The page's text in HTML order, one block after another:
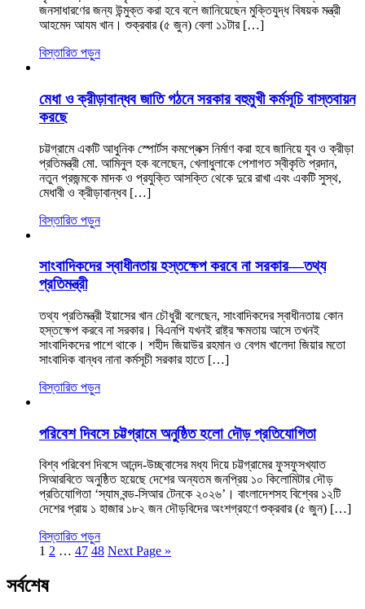
জনসাধারণের জন্য উন্মুক্ত করা হবে বলে জানিয়েছেন মুক্তিযুদ্ধ বিষয়ক মন্ত্রী
আহমেদ আযম খান। শুক্রবার (৫ জুন) বেলা ১১টার […]
বিস্তারিত পড়ুন
মেধা ও ক্রীড়াবান্ধব জাতি গঠনে সরকার বহুমুখী কর্মসূচি বাস্তবায়ন
করছে
চট্টগ্রামে একটি আধুনিক স্পোর্টস কমপ্লেক্স নির্মাণ করা হবে জানিয়ে যুব ও ক্রীড়া
প্রতিমন্ত্রী মো. আমিনুল হক বলেছেন, খেলাধুলাকে পেশাগত স্বীকৃতি প্রদান,
নতুন প্রজন্মকে মাদক ও প্রযুক্তি আসক্তি থেকে দুরে রাখা এবং একটি সুস্থ,
মেধাবী ও ক্রীড়াবান্ধব […]
বিস্তারিত পড়ুন
সাংবাদিকদের স্বাধীনতায় হস্তক্ষেপ করবে না সরকার—তথ্য
প্রতিমন্ত্রী
তথ্য প্রতিমন্ত্রী ইয়াসের খান চৌধুরী বলেছেন, সাংবাদিকদের স্বাধীনতায় কোন
হস্তক্ষেপ করবে না সরকার। বিএনপি যখনই রাষ্ট্র ক্ষমতায় আসে তখনই
সাংবাদিকদের পাশে থাকে। শহীদ জিয়াউর রহমান ও বেগম খালেদা জিয়ার মতো
সাংবাদিক বান্ধব নানা কর্মসূচী সরকার হাতে […]
বিস্তারিত পড়ুন
পরিবেশ দিবসে চট্টগ্রামে অনুষ্ঠিত হলো দৌড় প্রতিযোগিতা
বিশ্ব পরিবেশ দিবসে আনন্দ-উচ্ছ্বাসের মধ্য দিয়ে চট্টগ্রামের ফুসফুসখ্যাত
সিআরবিতে অনুষ্ঠিত হয়েছে দেশের অন্যতম জনপ্রিয় ১০ কিলোমিটার দৌড়
প্রতিযোগিতা ‘স্যাম বন্ড-সিআর টেনকে ২০২৬’। বাংলাদেশসহ বিশ্বের ১২টি
দেশের প্রায় ১ হাজার ১৮২ জন দৌড়বিদের অংশগ্রহণে শুক্রবার (৫ জুন) […]
বিস্তারিত পড়ুন
1 2 … 47 48 Next Page »
সর্বশেষ